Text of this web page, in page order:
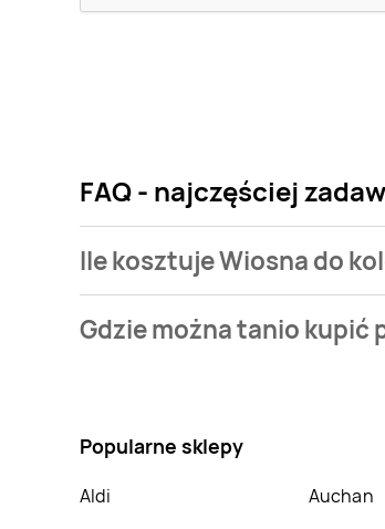
FAQ - najczęściej
Ile kosztuje Wiosna do
kolorowania kosztuje od 4,99 zł do 12
Gdzie można tanio kupić
Popularne sklepy
Aldi Auchan